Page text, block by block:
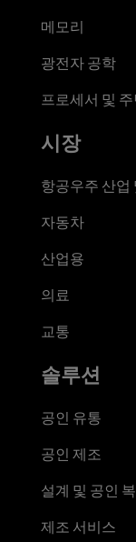
메모리
광전자 공학
프로세서 및
시장
항공우주 산업
자동차
산업용
의료
교통
솔루션
공인 유통
공인 제조
설계 및 공인
제조 서비스